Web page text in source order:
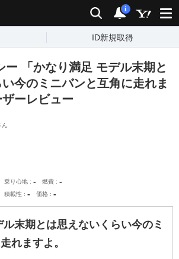
検索 通知
i
ID新規取得
ー 「かなり満足 モデル末期と
今のミニバンと互角に走れま
ーレビュー
ん
乗り心地 - 燃費 -
積載性 - 価格 -
末期とは思えないくらい今のミ
れますよ。